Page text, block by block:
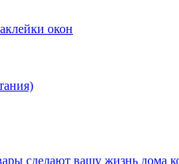
окон
сделают вашу жизнь дома